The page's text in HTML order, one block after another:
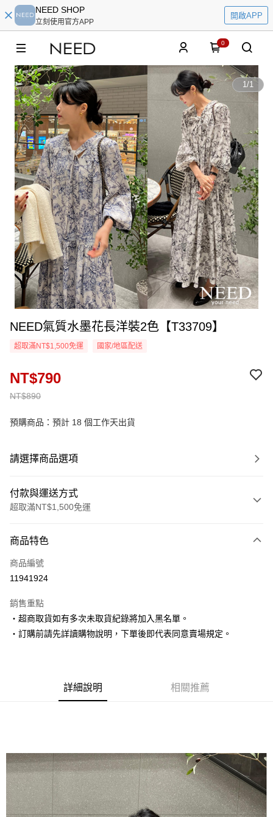
NEED SHOP
立刻使用官方APP
開啟APP
0
1/1
NEED氣質水墨花長洋裝2色【T33709】
超取滿NT$1,500免運 國家/地區配送
NT$890
NT$790
預購商品：預計 18 個工作天出貨
請選擇商品選項
付款與運送方式
超取滿NT$1,500免運
信用卡一次付款
超商取貨付款
Apple Pay
街口支付
便利好安心！
１．簡單：不需註冊會員、不需綁卡、不需儲值。
２．便利：只要手機號碼，簡訊認證，即可結帳。
３．安心：先確認商品／服務後，再付款。
【「AFTEE先享後付」結帳流程】
運送方式
全家取貨付款
每筆NT$80，滿NT$1,500(含以上)免運費
商品特色
商品編號
11941924
銷售重點
‧超商取貨如有多次未取貨紀錄將加入黑名單。
‧訂購前請先詳讀購物說明，下單後即代表同意賣場規定。
詳細說明 相關推薦